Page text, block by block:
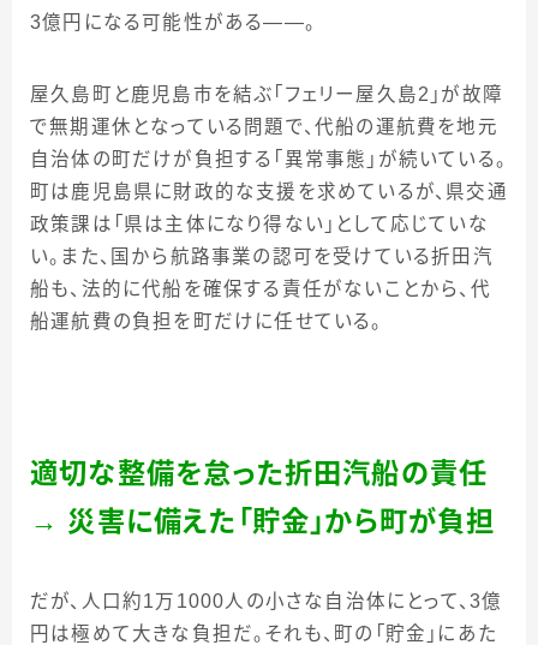
3億円になる可能性がある――。
屋久島町と鹿児島市を結ぶ「フェリー屋久島2」が故障
で無期運休となっている問題で、代船の運航費を地元
自治体の町だけが負担する「異常事態」が続いている。
町は鹿児島県に財政的な支援を求めているが、県交通
政策課は「県は主体になり得ない」として応じていな
い。また、国から航路事業の認可を受けている折田汽
船も、法的に代船を確保する責任がないことから、代
船運航費の負担を町だけに任せている。
適切な整備を怠った折田汽船の責任
→ 災害に備えた「貯金」から町が負担
だが、人口約1万1000人の小さな自治体にとって、3億
円は極めて大きな負担だ。それも、町の「貯金」にあた